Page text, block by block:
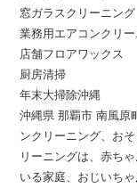
窓ガラスクリーニング
業務用エアコンクリ
店舗フロアワックス
厨房清掃
年末大掃除沖縄
沖縄県 那覇市 南風原
ンクリーニング、お
リーニングは、赤ち
いる家庭、おじいち